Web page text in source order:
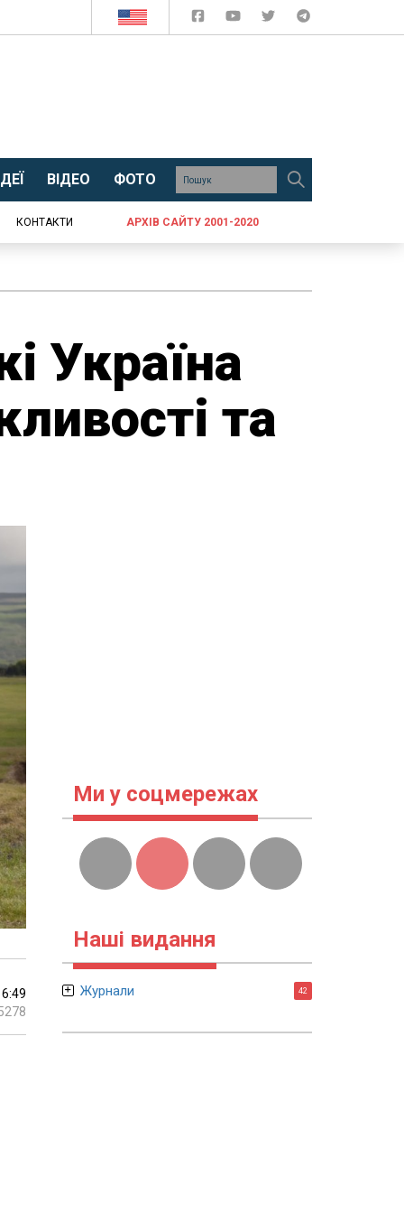
ВІДЕО ФОТО
КОНТАКТИ АРХІВ САЙТУ 2001-2020
Україна
та
Ми у соцмережах
Наші видання
Журнали 42